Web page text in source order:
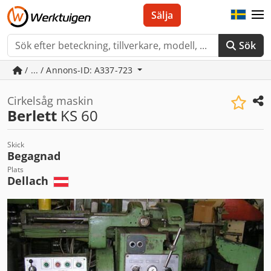
Sök
Sälja
/ ... / Annons-ID: A337-723
Cirkelsåg maskin
Berlett KS 60
Skick
Begagnad
Plats
Dellach